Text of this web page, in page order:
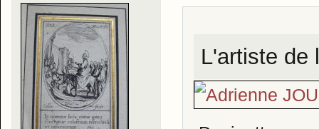
L'artiste de